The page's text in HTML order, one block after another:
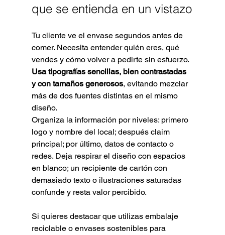
que se entienda en un vistazo
Tu cliente ve el envase segundos antes de
comer. Necesita entender quién eres, qué
vendes y cómo volver a pedirte sin esfuerzo.
Usa tipografías sencillas, bien contrastadas
y con tamaños generosos, evitando mezclar
más de dos fuentes distintas en el mismo
diseño.
Organiza la información por niveles: primero
logo y nombre del local; después claim
principal; por último, datos de contacto o
redes. Deja respirar el diseño con espacios
en blanco; un recipiente de cartón con
demasiado texto o ilustraciones saturadas
confunde y resta valor percibido.
Si quieres destacar que utilizas embalaje
reciclable o envases sostenibles para